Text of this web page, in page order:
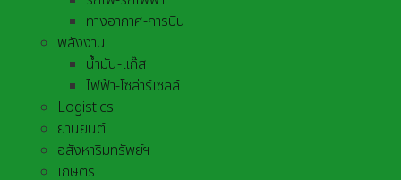
ทางอากาศ-การบิน
พลังงาน
น้ำมัน-แก๊ส
ไฟฟ้า-โซล่าร์เซลล์
Logistics
ยานยนต์
อสังหาริมทรัพย์ฯ
เกษตร